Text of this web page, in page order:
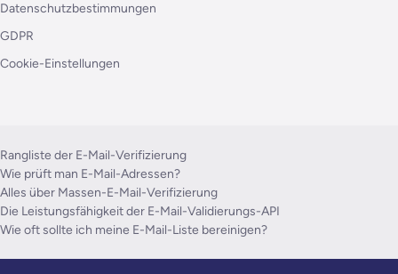
Datenschutzbestimmungen
GDPR
Cookie-Einstellungen
Rangliste der E-Mail-Verifizierung
Wie prüft man E-Mail-Adressen?
Alles über Massen-E-Mail-Verifizierung
Die Leistungsfähigkeit der E-Mail-Validierungs-API
Wie oft sollte ich meine E-Mail-Liste bereinigen?